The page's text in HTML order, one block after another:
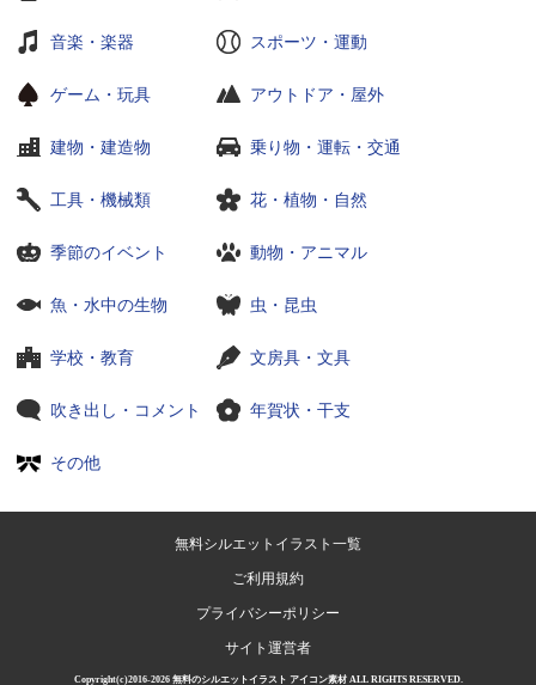
音楽・楽器 スポーツ・運動
ゲーム・玩具 アウトドア・屋外
建物・建造物 乗り物・運転・交通
工具・機械類 花・植物・自然
季節のイベント 動物・アニマル
魚・水中の生物 虫・昆虫
学校・教育 文房具・文具
吹き出し・コメント 年賀状・干支
その他
無料シルエットイラスト一覧
ご利用規約
プライバシーポリシー
サイト運営者
Copyright(c)2016-2026 無料のシルエットイラスト アイコン素材ALL RIGHTS RESERVED.